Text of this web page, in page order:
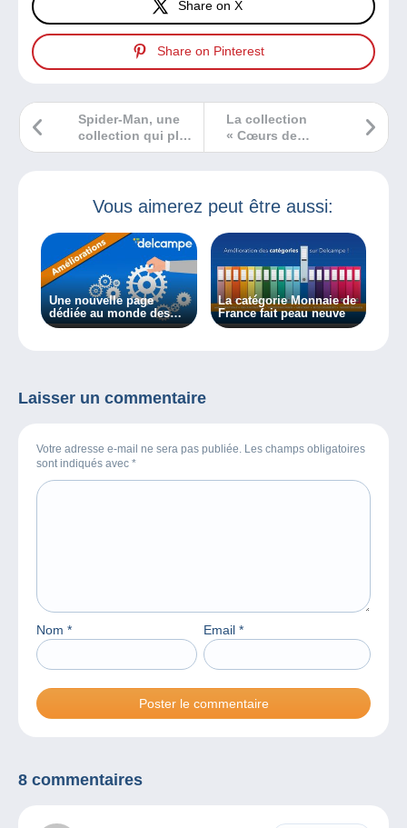
Share on X
Share on Pinterest
La collection
« Cœurs de
couturier »
Spider-Man, une
collection qui plait
à tous.
Vous aimerez peut être aussi:
Une nouvelle page
dédiée au monde des
timbres et de la
La catégorie Monnaie de
France fait peau neuve
Laisser un commentaire
Votre adresse e-mail ne sera pas publiée. Les champs obligatoires
sont indiqués avec *
Nom * Email *
8 commentaires